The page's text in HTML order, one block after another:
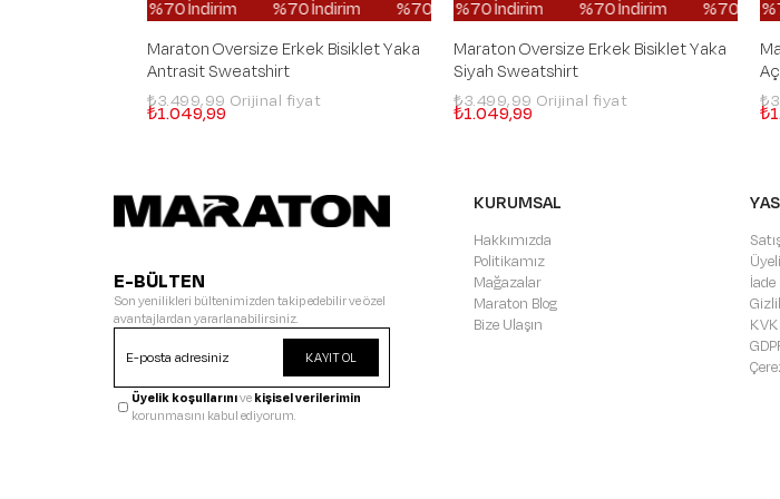
%70 İndirim %70 İndirim %70 İndirim %70 İndirim %70 İndirim %70
Maraton Oversize Erkek Bisiklet Yaka
Antrasit Sweatshirt
₺1.049,99
₺3.499,99
%70 İndirim %70 İndirim %70 İndirim
Maraton Oversize Erkek Bisiklet Yaka
Siyah Sweatshirt
₺1.049,99
₺3.499,99
%70 İndirim
E-BÜLTEN
Son yenilikleri bültenimizden takip edebilir ve özel
avantajlardan yararlanabilirsiniz.
KAYIT OL
Üyelik koşullarınıvekişisel verilerimin
korunmasını kabul ediyorum.
KURUMSAL
Hakkımızda
Politikamız
Mağazalar
Maraton Blog
Bize Ulaşın
İade